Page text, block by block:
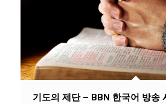
기도의 제단 – BBN 한국어 방송